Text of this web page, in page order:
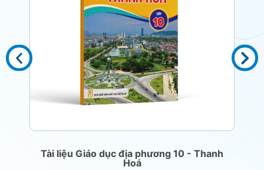
Tài liệu Giáo dục địa phương 10 - Thanh
Hoá